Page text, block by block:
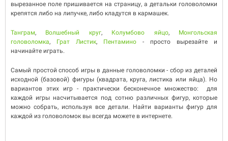
вырезанное поле пришивается на страницу, а детальки головоломки
крепятся либо на липучке, либо кладутся в кармашек.
Танграм, Волшебный круг, Колумбово яйцо, Монгольская
головоломка, Грат Листик, Пентамино - просто вырезайте и
начинайте играть.
Самый простой способ игры в данные головоломки - сбор из деталей
исходной (базовой) фигуры (квадрата, круга, листика или яйца). Но
вариантов этих игр - практически бесконечное множество: для
каждой игры насчитывается под сотню различных фигур, которые
можно собрать, используя все детали. Найти варианты фигур для
каждой из головоломок вы всегда можете в интернете.